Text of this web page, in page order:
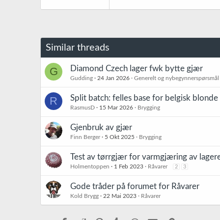
Similar threads
G Diamond Czech lager fwk bytte gjær
Gudding 24 Jan 2026 Generelt og nybegynnerspørsmål
R Split batch: felles base for belgisk
RasmusD 15 Mar 2026 Brygging
Gjenbruk av gjær
Finn Berger 5 Okt 2025 Brygging
Test av tørrgjær for varmgjæring av
Holmentoppen 1 Feb 2023 Råvarer 2 3
Gode tråder på forumet for Råvarer
Kold Brygg 22 Mai 2023 Råvarer